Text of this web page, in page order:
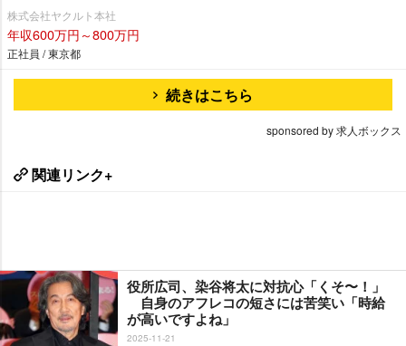
株式会社ヤクルト本社
年収600万円～800万円
正社員 / 東京都
続きはこちら
sponsored by 求人ボックス
関連リンク+
役所広司、染谷将太に対抗心「くそ〜！」
自身のアフレコの短さには苦笑い「時給
が高いですよね」
2025-11-21